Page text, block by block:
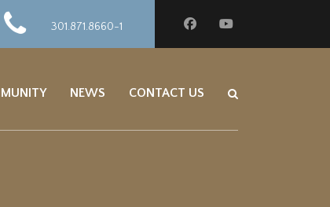
301.871.8660-1
NEWS CONTACT US